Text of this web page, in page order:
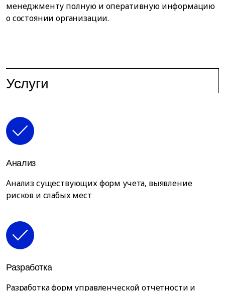
менеджменту полную и оперативную информацию
о состоянии организации.
Услуги
Анализ
Анализ существующих форм учета, выявление
рисков и слабых мест
Разработка
Разработка форм управленческой отчетности и